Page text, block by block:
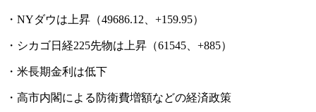
・NYダウは上昇（49686.12、+159.95）
・シカゴ日経225先物は上昇（61545、+885）
・米長期金利は低下
・高市内閣による防衛費増額などの経済政策